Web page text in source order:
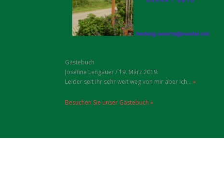
Gästebuch
Erwin u. Trude Url/ 19. März 2019:
Hallo Ihr Lieben, ein Garten zum träumen, eine